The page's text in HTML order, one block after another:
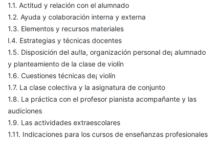
1.1. Actitud y relación con el alumnado
1.2. Ayuda y colaboración interna y externa
1.3. Elementos y recursos materiales
l.4. Estrategias y técnicas docentes
1.5. Disposición del au!la, organización personal de¡ alumnado
y planteamiento de la clase de violín
1.6. Cuestiones técnicas de¡ violín
1.7. La clase colectiva y la asignatura de conjunto
1.8. La práctica con el profesor pianista acompañante y las
audiciones
1.9. Las actividades extraescolares
1.11. Indicaciones para los cursos de enseñanzas profesionales